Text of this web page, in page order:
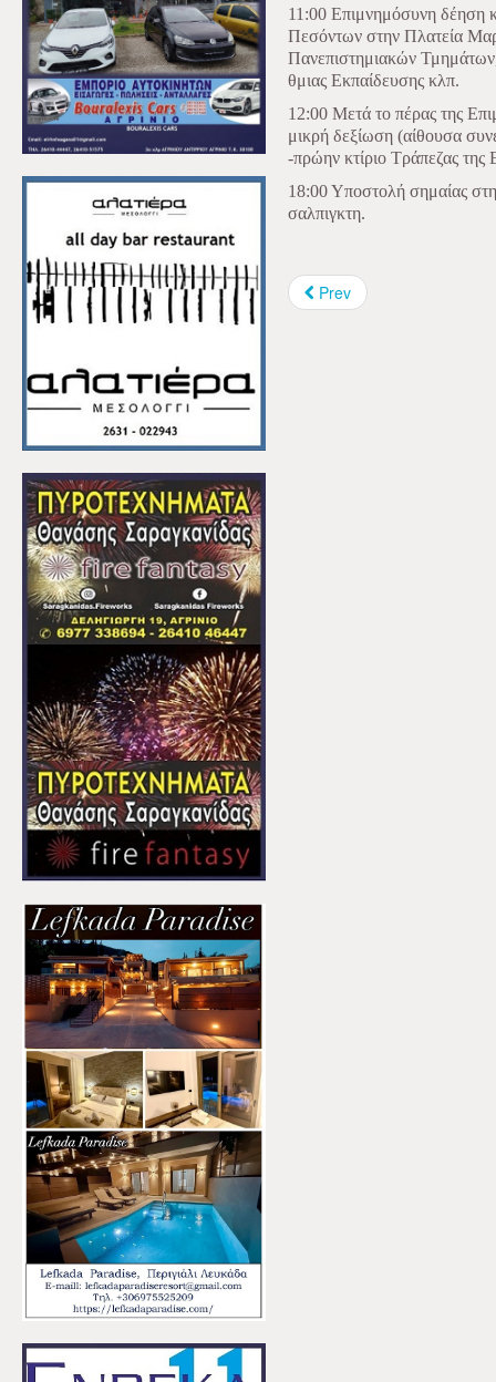
11:00 Επιμνημόσυνη δέηση
Πεσόντων στην Πλατεία
Πανεπιστημιακών
θμιας Εκπαίδευσης κλπ.
12:00 Μετά το πέρας της
μικρή δεξίωση (αίθουσα
-πρώην κτίριο Τράπεζας
18:00 Υποστολή σημαίας
σαλπιγκτη.
Prev